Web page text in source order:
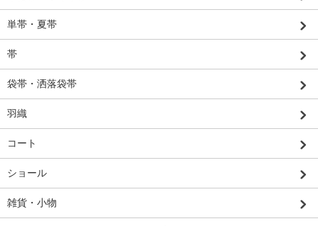
単帯・夏帯
帯
袋帯・洒落袋帯
羽織
コート
ショール
雑貨・小物